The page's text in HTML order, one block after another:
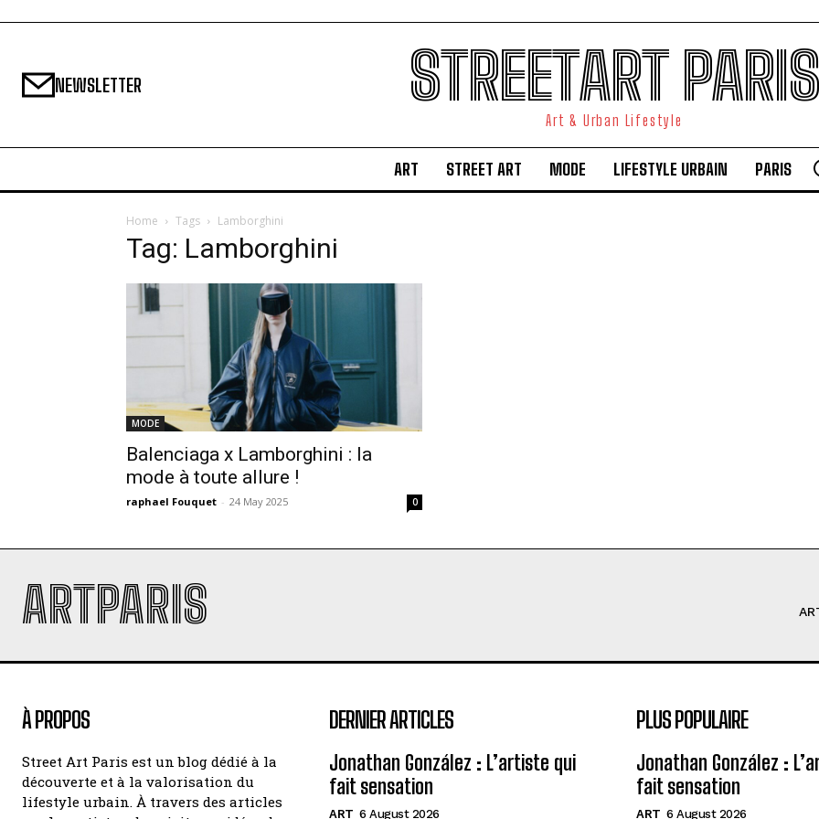
NEWSLETTER STREETART PARIS
Art & Urban Lifestyle
ART STREET ART MODE LIFESTYLE URBAIN PARIS
Home Tags Lamborghini
Tag: Lamborghini
MODE
Balenciaga x Lamborghini : la
mode à toute allure !
raphael Fouquet - 24 May 2025 0
ARTPARIS
À PROPOS
Street Art Paris est un blog dédié à la
découverte et à la valorisation du
lifestyle urbain. À travers des articles
DERNIER ARTICLES
Jonathan González : L’artiste qui
fait sensation
ART 6 August 2026
PLUS POPULAIRE
Jonathan González :
fait sensation
ART 6 August 2026